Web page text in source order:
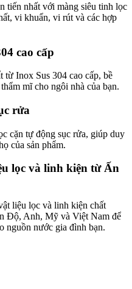
tiến nhất với màng siêu tinh lọc
vi khuẩn, vi rút và các hợp
cao cấp
từ Inox Sus 304 cao cấp, bề
mĩ cho ngôi nhà của bạn.
rửa
cặn tự động sục rửa, giúp duy
của sản phẩm.
lọc và linh kiện từ Ấn
liệu lọc và linh kiện chất
Độ, Anh, Mỹ và Việt Nam để
nguồn nước gia đình bạn.